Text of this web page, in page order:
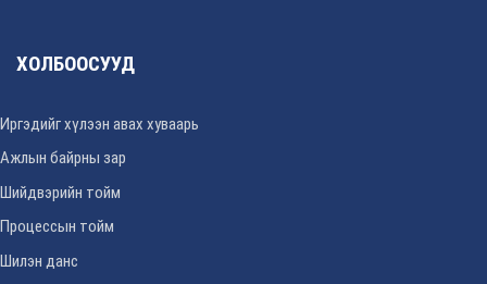
ХОЛБООСУУД
Иргэдийг хүлээн авах хуваарь
Ажлын байрны зар
Шийдвэрийн тойм
Процессын тойм
Шилэн данс